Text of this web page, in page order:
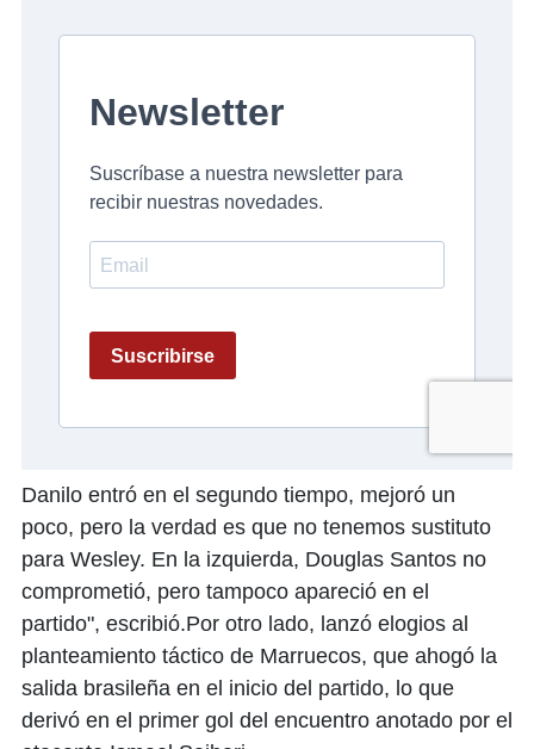
Danilo entró en el segundo tiempo, mejoró un
poco, pero la verdad es que no tenemos sustituto
para Wesley. En la izquierda, Douglas Santos no
comprometió, pero tampoco apareció en el
partido", escribió.Por otro lado, lanzó elogios al
planteamiento táctico de Marruecos, que ahogó la
salida brasileña en el inicio del partido, lo que
derivó en el primer gol del encuentro anotado por el